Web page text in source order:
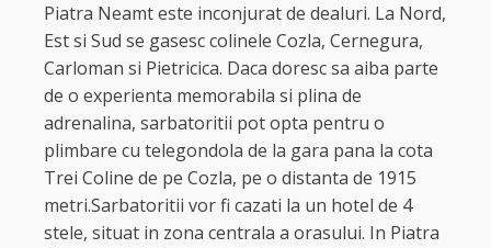
Piatra Neamt este inconjurat de dealuri. La Nord,
Est si Sud se gasesc colinele Cozla, Cernegura,
Carloman si Pietricica. Daca doresc sa aiba parte
de o experienta memorabila si plina de
adrenalina, sarbatoritii pot opta pentru o
plimbare cu telegondola de la gara pana la cota
Trei Coline de pe Cozla, pe o distanta de 1915
metri.Sarbatoritii vor fi cazati la un hotel de 4
stele, situat in zona centrala a orasului. In Piatra